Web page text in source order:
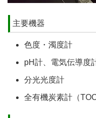
主要機器
色度・濁度計
pH計、電気伝導度
分光光度計
全有機炭素計（TOC